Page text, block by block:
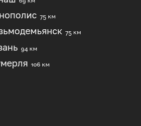
75 км
75 км
94 км
106 км